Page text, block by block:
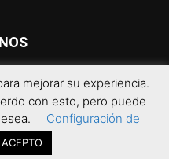
los derechos reservados.
mejorar su experiencia.
con esto, pero puede
Configuración de
ACEPTO